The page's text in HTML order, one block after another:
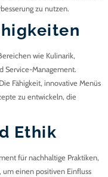
zu nutzen.
wie Kulinarik,
Service-Management.
Fähigkeit, innovative Menüs
zu entwickeln, die
Ethik
für nachhaltige Praktiken,
einen positiven Einfluss